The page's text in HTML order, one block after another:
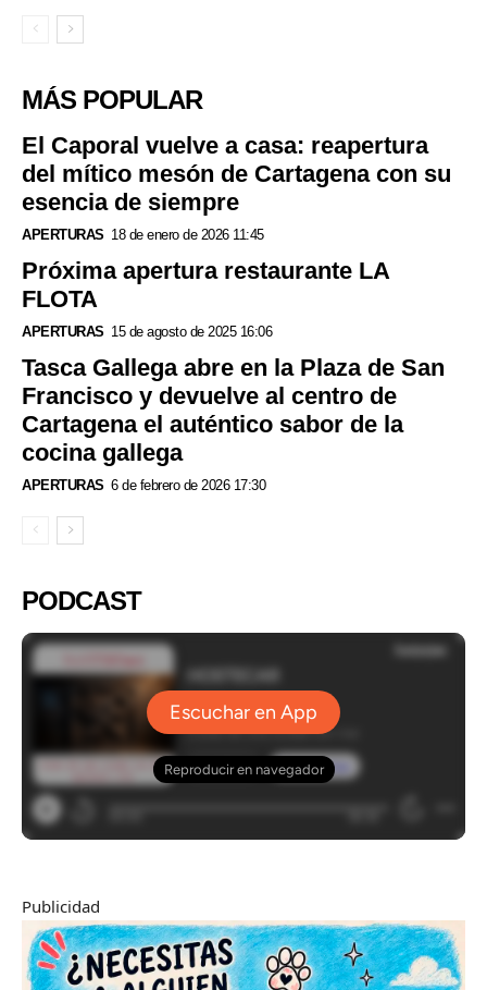
MÁS POPULAR
El Caporal vuelve a casa: reapertura
del mítico mesón de Cartagena con su
esencia de siempre
APERTURAS 18 de enero de 2026 11:45
Próxima apertura restaurante LA
FLOTA
APERTURAS 15 de agosto de 2025 16:06
Tasca Gallega abre en la Plaza de San
Francisco y devuelve al centro de
Cartagena el auténtico sabor de la
cocina gallega
APERTURAS 6 de febrero de 2026 17:30
PODCAST
Publicidad